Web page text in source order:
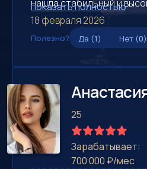
нашла стабильный и
показать полностью
18 февраля 2026
Полезно? Да (1) Нет (0)
25
Зарабатывает:
700 000 ₽/мес